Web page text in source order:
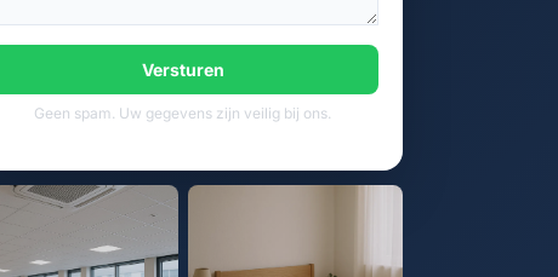
Versturen
Geen spam. Uw gegevens zijn veilig bij ons.